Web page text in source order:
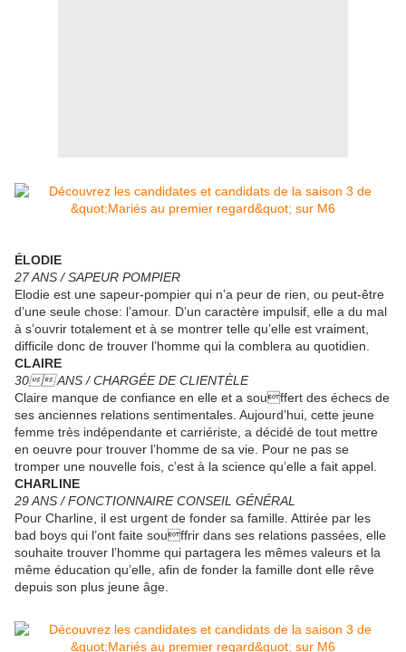
ÉLODIE
27 ANS / SAPEUR POMPIER
Elodie est une sapeur-pompier qui n’a peur de rien, ou peut-être
d’une seule chose: l’amour. D’un caractère impulsif, elle a du mal
à s’ouvrir totalement et à se montrer telle qu’elle est vraiment,
difficile donc de trouver l’homme qui la comblera au quotidien.
CLAIRE
30 ANS / CHARGÉE DE CLIENTÈLE
Claire manque de confiance en elle et a souffert des échecs de
ses anciennes relations sentimentales. Aujourd’hui, cette jeune
femme très indépendante et carriériste, a décidé de tout mettre
en oeuvre pour trouver l’homme de sa vie. Pour ne pas se
tromper une nouvelle fois, c’est à la science qu’elle a fait appel.
CHARLINE
29 ANS / FONCTIONNAIRE CONSEIL GÉNÉRAL
Pour Charline, il est urgent de fonder sa famille. Attirée par les
bad boys qui l’ont faite souffrir dans ses relations passées, elle
souhaite trouver l’homme qui partagera les mêmes valeurs et la
même éducation qu’elle, afin de fonder la famille dont elle rêve
depuis son plus jeune âge.